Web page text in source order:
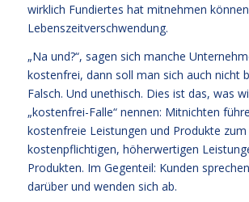
wirklich Fundiertes hat mitnehmen
Lebenszeitverschwendung.
„Na und?“, sagen sich manche
kostenfrei, dann soll man sich auch nicht
Falsch. Und unethisch. Dies ist das, was
„kostenfrei-Falle“ nennen: Mitnichten
kostenfreie Leistungen und Produkte
kostenpflichtigen, höherwertigen
Produkten. Im Gegenteil: Kunden
darüber und wenden sich ab.